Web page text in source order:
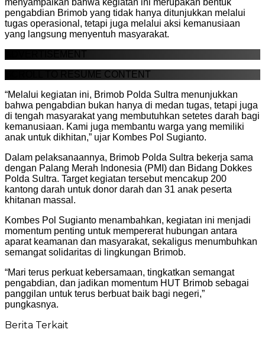
pengabdian Brimob yang tidak hanya ditunjukkan melalui
tugas operasional, tetapi juga melalui aksi kemanusiaan
yang langsung menyentuh masyarakat.
ADVERTISEMENT
SCROLL TO RESUME CONTENT
“Melalui kegiatan ini, Brimob Polda Sultra menunjukkan
bahwa pengabdian bukan hanya di medan tugas, tetapi juga
di tengah masyarakat yang membutuhkan setetes darah bagi
kemanusiaan. Kami juga membantu warga yang memiliki
anak untuk dikhitan,” ujar Kombes Pol Sugianto.
Dalam pelaksanaannya, Brimob Polda Sultra bekerja sama
dengan Palang Merah Indonesia (PMI) dan Bidang Dokkes
Polda Sultra. Target kegiatan tersebut mencakup 200
kantong darah untuk donor darah dan 31 anak peserta
khitanan massal.
Kombes Pol Sugianto menambahkan, kegiatan ini menjadi
momentum penting untuk mempererat hubungan antara
aparat keamanan dan masyarakat, sekaligus menumbuhkan
semangat solidaritas di lingkungan Brimob.
“Mari terus perkuat kebersamaan, tingkatkan semangat
pengabdian, dan jadikan momentum HUT Brimob sebagai
panggilan untuk terus berbuat baik bagi negeri,”
pungkasnya.
Berita Terkait